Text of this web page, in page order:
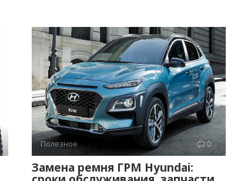
Полезное 0
Замена ремня ГРМ Hyundai: